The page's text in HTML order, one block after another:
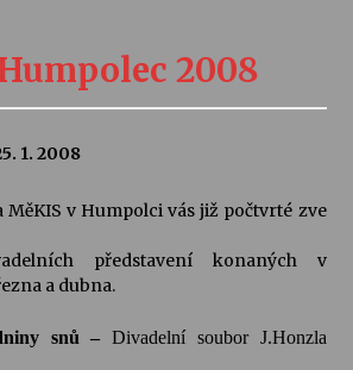
Ensemble
8. 2026
výstavy Josefíny Duškové: Stávám se
muzikanti
7. 2026
2008
1. 2008
MěKIS v Humpolci vás již počtvrté zve
představení konaných v
a dubna.
snů –Divadelní soubor J.Honzla